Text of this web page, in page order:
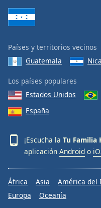
Países y territorios vecinos
Guatemala
Los países populares
Estados Unidos
España
¡Escucha la Tu Familia
aplicación Android o
África Asia América del
Europa
Oceanía